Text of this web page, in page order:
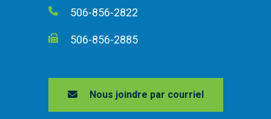
506-856-2822
506-856-2885
Nous joindre par courriel